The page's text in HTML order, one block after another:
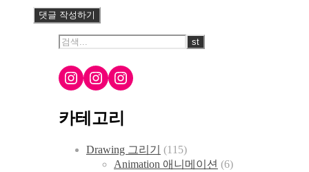
Instagram
Instagram
Instagram
카테고리
Drawing 그리기
(115)
Animation 애니메이션 (6)